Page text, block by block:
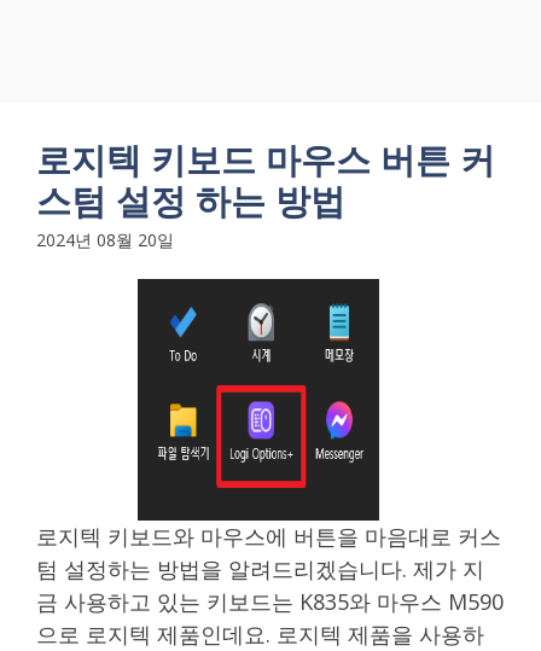
로지텍 키보드 마우스 버튼 커
스텀 설정 하는 방법
2024년 08월 20일
로지텍 키보드와 마우스에 버튼을 마음대로 커스
텀 설정하는 방법을 알려드리겠습니다. 제가 지
금 사용하고 있는 키보드는 K835와 마우스 M590
으로 로지텍 제품인데요. 로지텍 제품을 사용하